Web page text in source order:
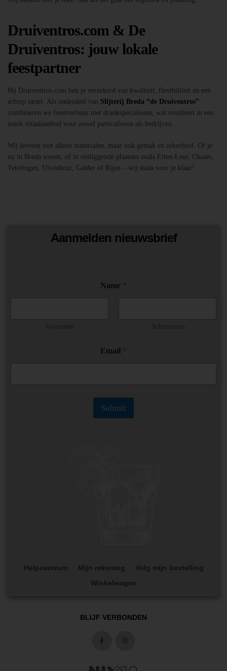
Druiventros.com & De
Druiventros: jouw lokale
feestpartner
Bij Druiventros.com ben je verzekerd van kwaliteit, flexibiliteit en een
scherp tarief. Als onderdeel van Slijterij Breda “de Druiventros”
combineren we feestverhuur met drankspecialisme, wat resulteert in een
uniek totaalaanbod voor zowel particulieren als bedrijven.
Wij leveren niet alleen materialen, maar ook gemak en zekerheid. Of je
nu in Breda woont, of in omliggende plaatsen zoals Etten-Leur, Chaam,
Teteringen, Ulvenhout, Galder of Rijen – wij staan voor je klaar!
Aanmelden nieuwsbrief
Name
m
m
a
Email
Submit
Helpcentrum Mijn rekening
Volg mijn bestelling
Winkelwagen
BLIJF VERBONDEN